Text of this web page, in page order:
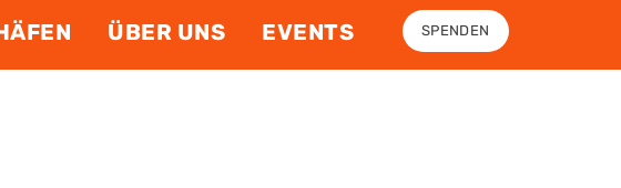
ÜBER UNS EVENTS SPENDEN